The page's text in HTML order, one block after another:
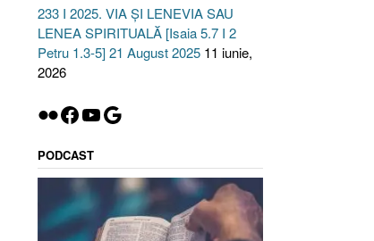
233 I 2025. VIA ȘI LENEVIA SAU
LENEA SPIRITUALĂ [Isaia 5.7 I 2
Petru 1.3-5] 21 August 2025 11 iunie,
2026
Flickr
Facebook
YouTube
Google
PODCAST